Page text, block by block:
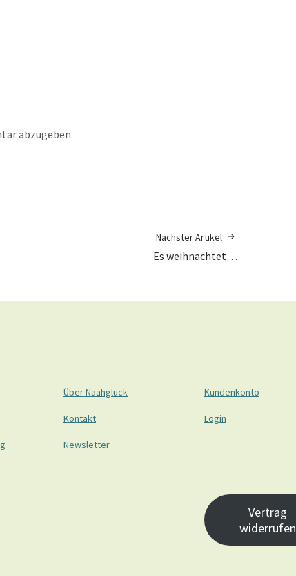
abzugeben.
Nächster Artikel
Es weihnachtet…
Über Näähglück
Kontakt
Newsletter
Kundenkonto
Login
Vertrag
widerrufen